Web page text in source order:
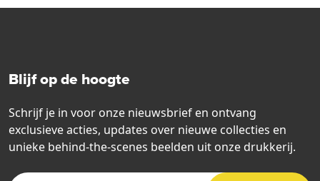
Blijf op de hoogte
Schrijf je in voor onze nieuwsbrief en ontvang
exclusieve acties, updates over nieuwe collecties en
unieke behind-the-scenes beelden uit onze drukkerij.